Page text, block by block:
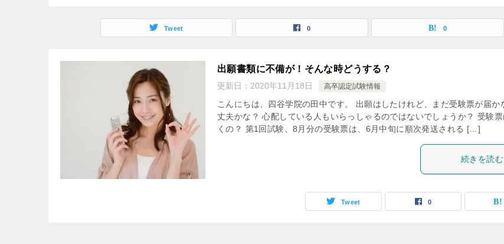
Tweet 0 0
出願書類に不備が！そんな時どうする？
更新日： 2020年11月18日 高卒認定試験情報
こんにちは、四谷学院の田中です。 出願はしたけれど、まだ受験票が届か
丈夫かな？ 心配している人もいらっしゃるのではないでしょうか？ 受験
くの？ 第1回試験、8月分の受験票は、6月中旬に順次発送される […]
続きを読む
Tweet 0